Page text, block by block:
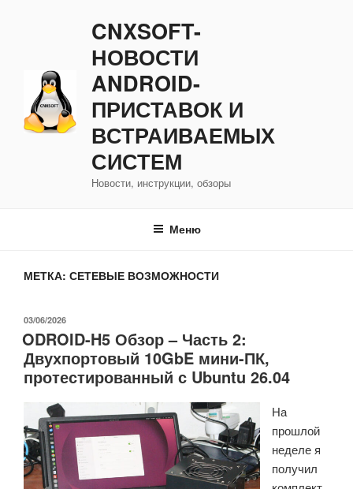
CNXSOFT-
НОВОСТИ
ANDROID-
ПРИСТАВОК И
ВСТРАИВАЕМЫХ
СИСТЕМ
Новости, инструкции, обзоры
Меню
МЕТКА: СЕТЕВЫЕ ВОЗМОЖНОСТИ
ОПУБЛИКОВАНО
03/06/2026
ODROID-H5 Обзор – Часть 2:
Двухпортовый 10GbE мини-ПК,
протестированный с Ubuntu 26.04
На
прошлой
неделе я
получил